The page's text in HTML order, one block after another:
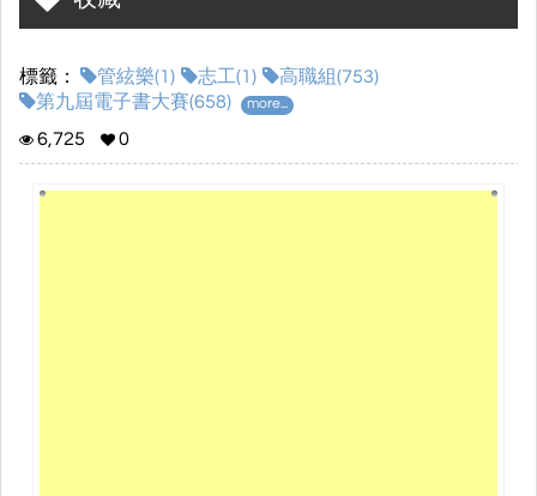
標籤： 管絃樂(1) 志工(1)
高職組(753)
第九屆電子書大賽(658)
more...
6,725 0